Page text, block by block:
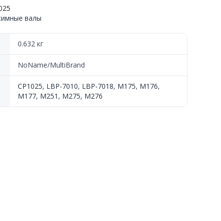
валы
0.632 кг
NoName/MultiBrand
CP1025, LBP-7010, LBP-7018, M175, M176,
M177, M251 , M275, M276